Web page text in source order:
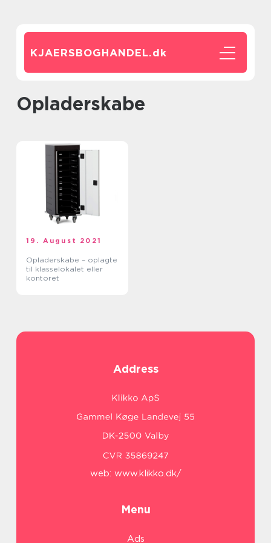
KJAERSBOGHANDEL.dk
Opladerskabe
19. August 2021
Opladerskabe – oplagte
til klasselokalet eller
kontoret
Address
web: www.klikko.dk/
Menu
Ads